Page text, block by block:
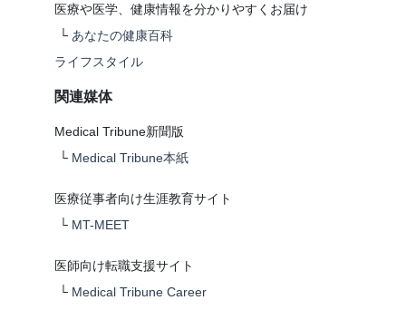
医療や医学、健康情報を分かりやすくお届け
└ あなたの健康百科
ライフスタイル
関連媒体
Medical Tribune新聞版
└ Medical Tribune本紙
医療従事者向け生涯教育サイト
└ MT-MEET
医師向け転職支援サイト
└ Medical Tribune Career